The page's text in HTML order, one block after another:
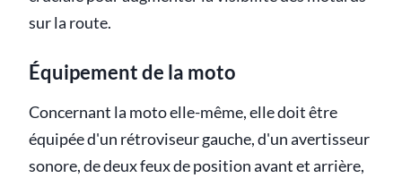
sur la route.
Équipement de la moto
Concernant la moto elle-même, elle doit être
équipée d'un rétroviseur gauche, d'un avertisseur
sonore, de deux feux de position avant et arrière,